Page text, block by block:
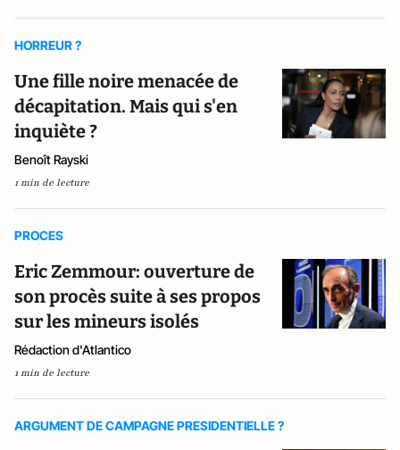
HORREUR ?
Une fille noire menacée de
décapitation. Mais qui s'en
inquiète ?
Benoît Rayski
1 min de lecture
PROCES
Eric Zemmour: ouverture de
son procès suite à ses propos
sur les mineurs isolés
Rédaction d'Atlantico
1 min de lecture
ARGUMENT DE CAMPAGNE PRESIDENTIELLE ?